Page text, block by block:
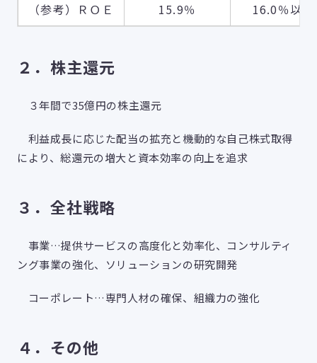
（参考）ＲＯＥ 15.9％ 16.0％以上
２．株主還元
３年間で35億円の株主還元
利益成長に応じた配当の拡充と機動的な自己株式取得
により、総還元の増大と資本効率の向上を追求
３．全社戦略
事業…提供サービスの高度化と効率化、コンサルティ
ング事業の強化、ソリューションの研究開発
コーポレート…専門人材の確保、組織力の強化
４．その他